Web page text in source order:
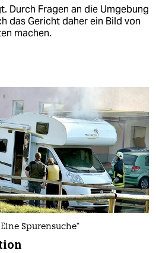
Durch Fragen an die Umgebung
das Gericht daher ein Bild von
machen.
Spurensuche“